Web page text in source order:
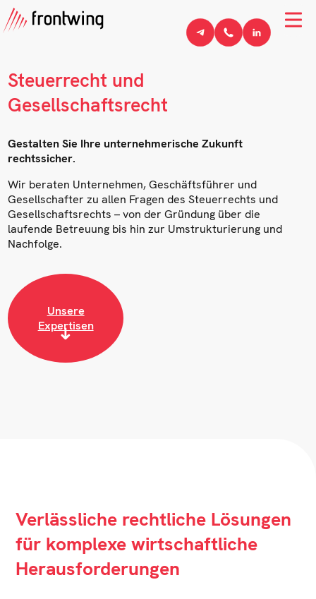
Steuerrecht und
Gesellschaftsrecht
Gestalten Sie Ihre unternehmerische Zukunft
rechtssicher.
Wir beraten Unternehmen, Geschäftsführer und
Gesellschafter zu allen Fragen des Steuerrechts und
Gesellschaftsrechts – von der Gründung über die
laufende Betreuung bis hin zur Umstrukturierung und
Nachfolge.
Unsere
Expertisen
Verlässliche rechtliche Lösungen
für komplexe wirtschaftliche
Herausforderungen